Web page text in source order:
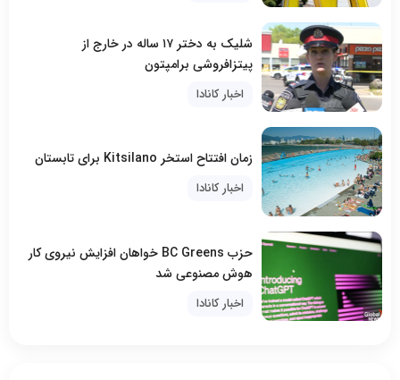
شلیک به دختر ۱۷ ساله در خارج از
پیتزافروشی برامپتون
اخبار کانادا
زمان افتتاح استخر Kitsilano برای تابستان
اخبار کانادا
حزب BC Greens خواهان افزایش نیروی کار
هوش مصنوعی شد
اخبار کانادا